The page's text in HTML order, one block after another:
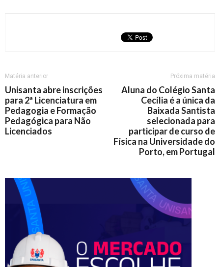
Matéria anterior
Unisanta abre inscrições
para 2ª Licenciatura em
Pedagogia e Formação
Pedagógica para Não
Licenciados
Próxima matéria
Aluna do Colégio Santa
Cecília é a única da
Baixada Santista
selecionada para
participar de curso de
Física na Universidade do
Porto, em Portugal